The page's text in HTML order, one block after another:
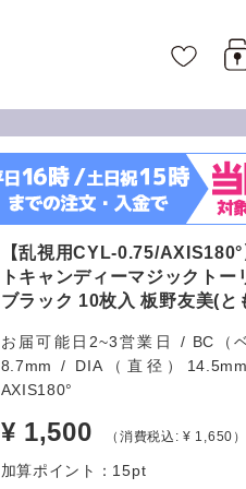
【乱視用CYL-0.75/
トキャンディーマジックトー
ブラック 10枚入 板野友美(と
お届可能日2~3営業日 / BC（
8.7mm / DIA（直径）
AXIS180°
¥ 1,500 （消費税込: ¥ 1,650）
加算ポイント： 15pt